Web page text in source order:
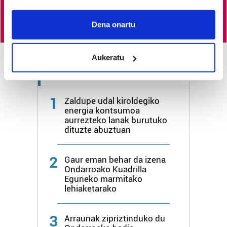
If you allow, we would also like to:
Collect information about your geographical
Identify your device by actively scanning it for
specific characteristics (fingerprinting)
Find out more about how your personal data is processed
and set your preferences in thedetails section
Guk eta gure bazkideek zure datu pertsonalak
prozesatzen ditugu, zure IP zenbakia, besteak beste,
teknologia erabiliz, cookieak adibidez, iragarki eta eduki
pertsonalizatuak eskaintzeko, iragarkiak eta edukia
neurtzeko, jendeari buruzko informazioa biltzeko eta
produktuak garatzeko. Zure datuak nork eta zertarako
Bazkide batzuek ez dizute baimenik eskatzen, eta beren
Dena onartu
Aukeratu
Azken 3 egunetako irakurrienak
1
Zaldupe udal kiroldegiko
energia kontsumoa
aurrezteko lanak burutuko
dituzte abuztuan
2
Gaur eman behar da izena
Ondarroako Kuadrilla
Eguneko marmitako
lehiaketarako
3
Arraunak zipriztinduko du